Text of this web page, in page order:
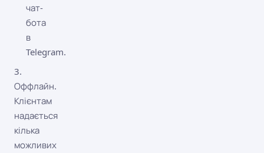
чат-
бота
в
Telegram.
3.
Оффлайн.
Клієнтам
надається
кілька
можливих